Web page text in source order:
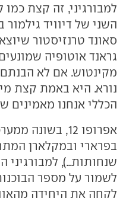
למבורגיני, זה קצת
סאונד טרנזיסטור
גראנד אוטופיה
מקינטוש. אם לא
נורא. היא באמת קצת
הכללי אנחנו מאמינים
אפרופו 12,
בפרארי ובמקלארן
שנחותות...),
לשמור על מספר
לקחה את היחידה